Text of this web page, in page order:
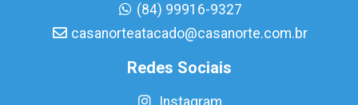
(84) 99916-9327
casanorteatacado@casanorte.com.br
Redes Sociais
Instagram